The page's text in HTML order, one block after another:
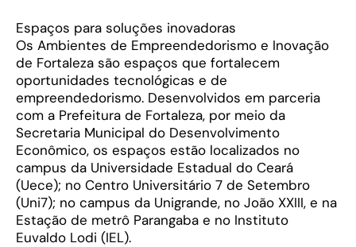
Espaços para soluções inovadoras
Os Ambientes de Empreendedorismo e Inovação
de Fortaleza são espaços que fortalecem
oportunidades tecnológicas e de
empreendedorismo. Desenvolvidos em parceria
com a Prefeitura de Fortaleza, por meio da
Secretaria Municipal do Desenvolvimento
Econômico, os espaços estão localizados no
campus da Universidade Estadual do Ceará
(Uece); no Centro Universitário 7 de Setembro
(Uni7); no campus da Unigrande, no João XXIII, e na
Estação de metrô Parangaba e no Instituto
Euvaldo Lodi (IEL).